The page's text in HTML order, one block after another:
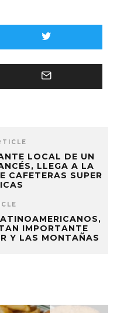
LOCAL DE UN
LLEGA A LA
CAFETERAS SUPER
IMPORTANTE
Y LAS MONTAÑAS